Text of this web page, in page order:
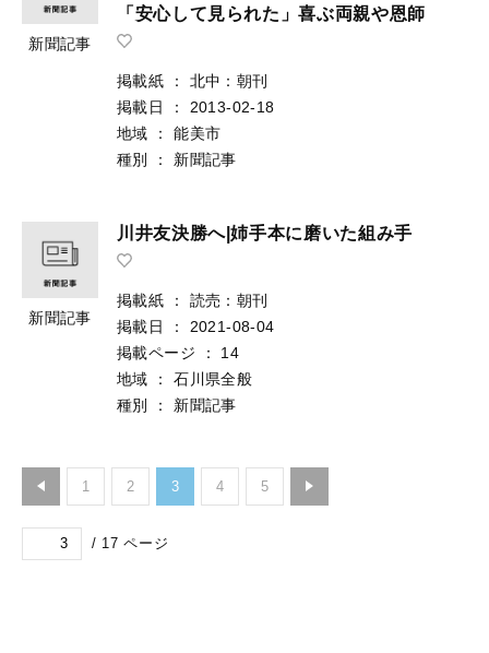
新聞記事
「安心して見られた」喜ぶ両親や恩師
掲載紙 ：
北中：朝刊
掲載日
：
2013-02-18
地域
：
能美市
種別
： 新聞記事
新聞記事
川井友決勝へ|姉手本に磨いた組み手
掲載紙 ：
読売：朝刊
掲載日
：
2021-08-04
掲載ページ
：
14
地域
：
石川県全般
種別
： 新聞記事
1 2 3 4 5
/ 17 ページ